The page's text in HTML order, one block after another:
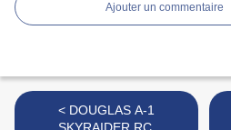
Ajouter un commentaire
< DOUGLAS A-1